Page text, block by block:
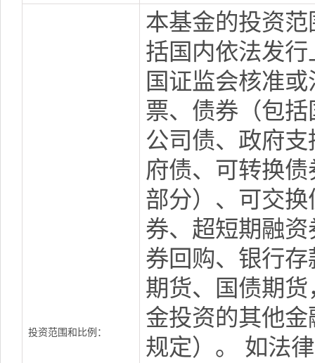
投资范围和比例：
本基金的投资
括国内依法发
国证监会核准
票、债券（包
公司债、政府
府债、可转换
部分）、可交
券、超短期融
券回购、银行
期货、国债期
金投资的其他
规定）。 如法